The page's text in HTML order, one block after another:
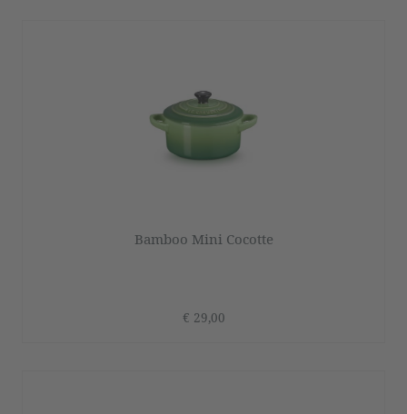
Bamboo Mini Cocotte
€ 29,00